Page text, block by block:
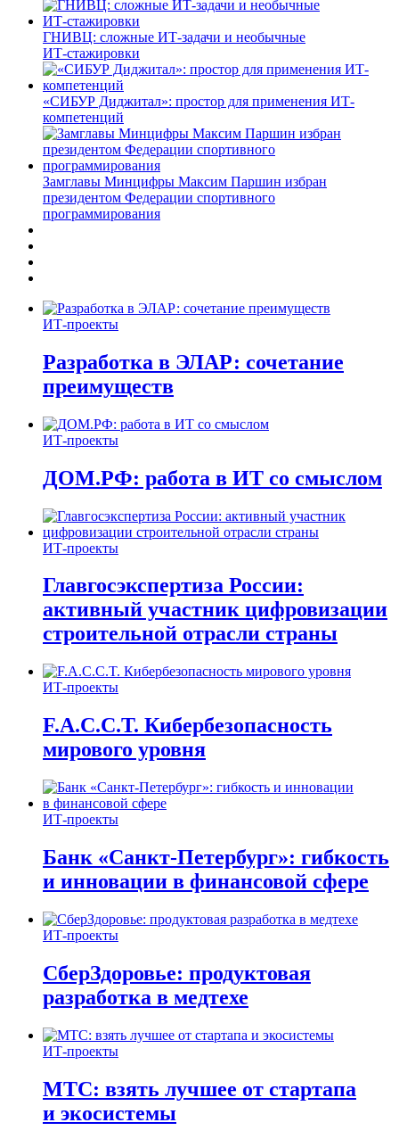
ГНИВЦ: сложные ИТ‑задачи и необычные
ИТ‑стажировки
«СИБУР Диджитал»: простор для применения ИТ-
компетенций
Замглавы Минцифры Максим Паршин избран
президентом Федерации спортивного
программирования
ИТ-проекты
Разработка в ЭЛАР: сочетание
преимуществ
ИТ-проекты
ДОМ.РФ: работа в ИТ со смыслом
ИТ-проекты
Главгосэкспертиза России:
активный участник цифровизации
строительной отрасли страны
ИТ-проекты
F.A.C.C.T. Кибербезопасность
мирового уровня
ИТ-проекты
Банк «Санкт-Петербург»: гибкость
и инновации в финансовой сфере
ИТ-проекты
СберЗдоровье: продуктовая
разработка в медтехе
ИТ-проекты
МТС: взять лучшее от стартапа
и экосистемы